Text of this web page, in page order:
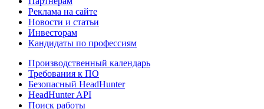
Реклама на сайте
Новости и статьи
Инвесторам
Кандидаты по профессиям
Производственный календарь
Требования к ПО
Безопасный HeadHunter
HeadHunter API
Поиск работы